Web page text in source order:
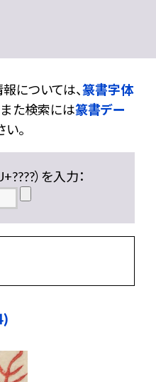
については、篆書字体
また検索には篆書デー
。
）を入力：